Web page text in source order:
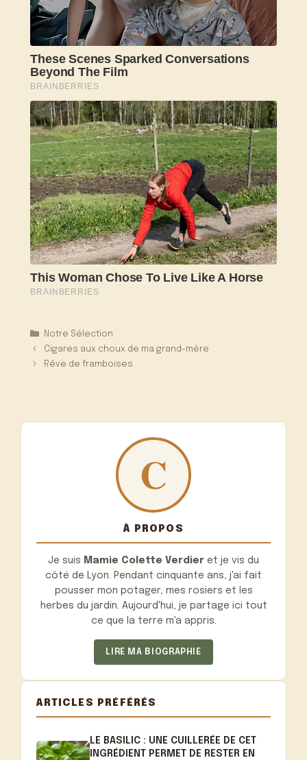
Catégories
Notre Sélection
Cigares aux choux de ma grand-mère
Rêve de framboises
À PROPOS
Je suis Mamie Colette Verdier et je vis du
côté de Lyon. Pendant cinquante ans, j'ai fait
pousser mon potager, mes rosiers et les
herbes du jardin. Aujourd'hui, je partage ici tout
ce que la terre m'a appris.
LIRE MA BIOGRAPHIE
ARTICLES PRÉFÉRÉS
LE BASILIC : UNE CUILLERÉE DE CET
INGRÉDIENT PERMET DE RESTER EN